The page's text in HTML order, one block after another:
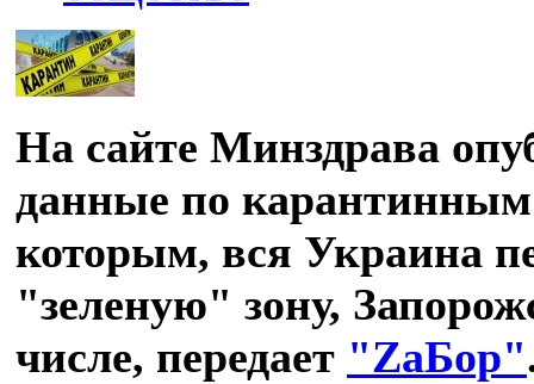
На сайте Минздрава
данные по карантинным
которым, вся Украина
"зеленую" зону,
числе, передает "ZаБор"